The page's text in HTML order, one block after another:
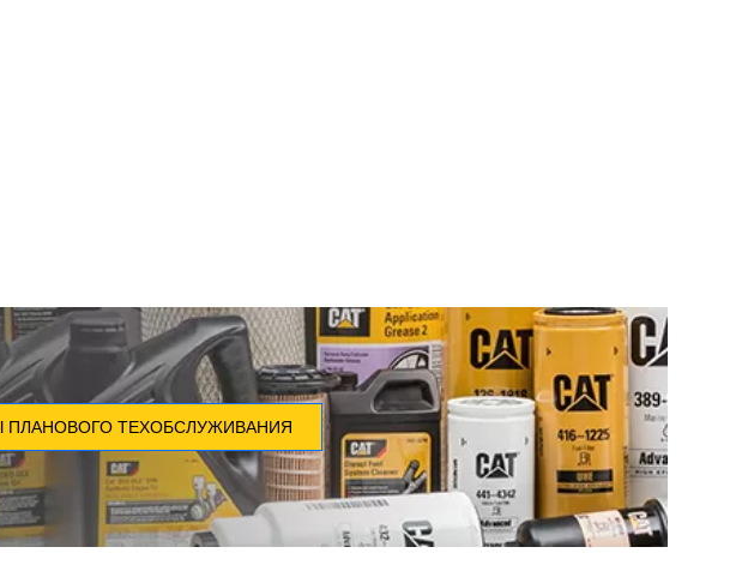
ПЛАНОВОГО ТЕХОБСЛУЖИВАНИЯ